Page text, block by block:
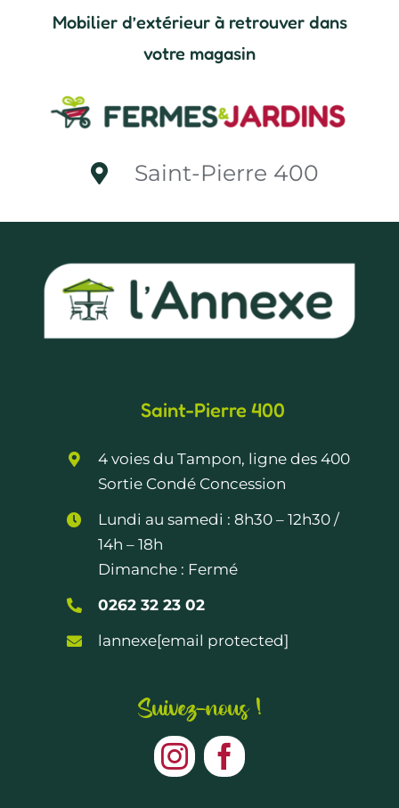
Mobilier d’extérieur à retrouver dans
votre magasin
Saint-Pierre 400
Saint-Pierre 400
4 voies du Tampon, ligne des 400
Sortie Condé Concession
Lundi au samedi :8h30 – 12h30 /
14h – 18h
Dimanche : Fermé
0262 32 23 02
lannexe[email protected]
Suivez-nous !